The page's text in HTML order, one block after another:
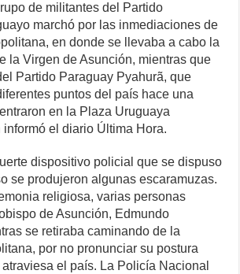
er
k
de militantes del Partido
marchó por las inmediaciones de
en donde se llevaba a cabo la
la Virgen de Asunción, mientras que
Partido Paraguay Pyahurã, que
puntos del país hace una
en la Plaza Uruguaya
el diario Última Hora.
dispositivo policial que se dispuso
se produjeron algunas escaramuzas.
religiosa, varias personas
de Asunción, Edmundo
se retiraba caminando de la
por no pronunciar su postura
el país. La Policía Nacional